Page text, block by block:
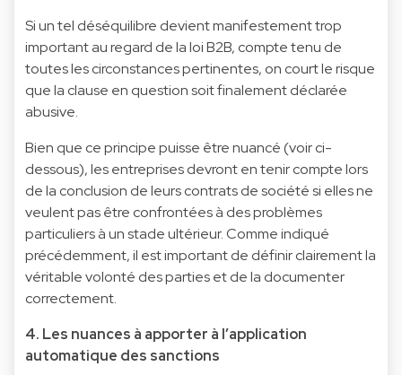
Si un tel déséquilibre devient manifestement trop
important au regard de la loi B2B, compte tenu de
toutes les circonstances pertinentes, on court le risque
que la clause en question soit finalement déclarée
abusive.
Bien que ce principe puisse être nuancé (voir ci-
dessous), les entreprises devront en tenir compte lors
de la conclusion de leurs contrats de société si elles ne
veulent pas être confrontées à des problèmes
particuliers à un stade ultérieur. Comme indiqué
précédemment, il est important de définir clairement la
véritable volonté des parties et de la documenter
correctement.
4. Les nuances à apporter à l’application
automatique des sanctions